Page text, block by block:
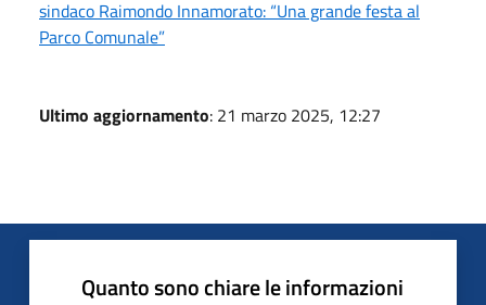
sindaco Raimondo Innamorato: “Una grande festa al
Parco Comunale”
Ultimo aggiornamento: 21 marzo 2025, 12:27
Quanto sono chiare le informazioni